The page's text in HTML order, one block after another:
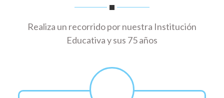
Realiza un recorrido por nuestra Institución
Educativa y sus 75 años